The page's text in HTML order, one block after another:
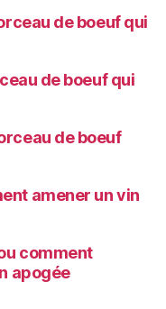
de boeuf qui
de boeuf qui
de boeuf
amener un vin
comment
apogée